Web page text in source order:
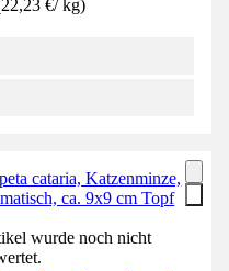
22,23 €/ kg)
cataria, Katzenminze,
ca. 9x9 cm Topf
wurde noch nicht